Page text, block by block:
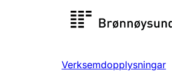
Registersøk
Verksemdopplysningar